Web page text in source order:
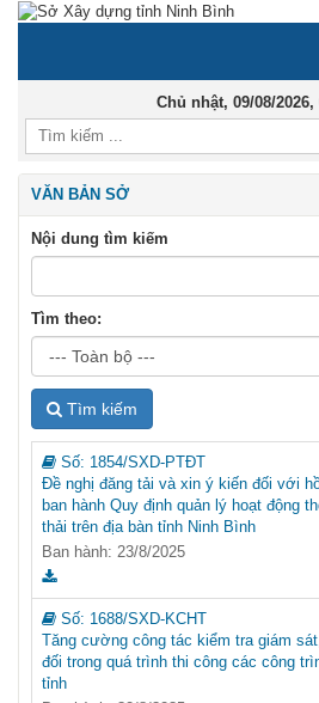
Chủ nhật, 09/08/2026,
VĂN BẢN SỞ
Nội dung tìm kiếm
Tìm theo:
Tìm kiếm
Số: 1854/SXD-PTĐT
Đề nghị đăng tải và xin ý kiến đối với
ban hành Quy định quản lý hoạt động
thải trên địa bàn tỉnh Ninh Bình
Ban hành: 23/8/2025
Số: 1688/SXD-KCHT
Tăng cường công tác kiểm tra giám
đối trong quá trình thi công các công
tỉnh